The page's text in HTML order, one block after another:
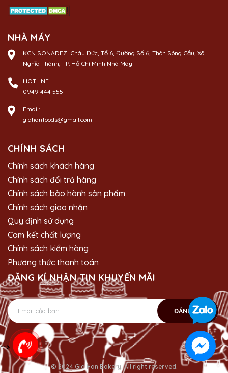
NHÀ MÁY
KCN SONADEZI Châu Đức, Tổ 6, Đường Số 6, Thôn Sông Cầu, Xã
Nghĩa Thành, TP. Hồ Chí Minh Nhà Máy
HOTLINE
0949 444 555
Email:
giahanfoods@gmail.com
CHÍNH SÁCH
Chính sách khách hàng
Chính sách đổi trả hàng
Chính sách bảo hành sản phẩm
Chính sách giao nhận
Quy định sử dụng
Cam kết chất lượng
Chính sách kiểm hàng
Phương thức thanh toán
ĐĂNG KÍ NHẬN TIN KHUYẾN MÃI
ĐĂNG KÝ
-->
© 2024 Gia Han Bakery. All right reserved.